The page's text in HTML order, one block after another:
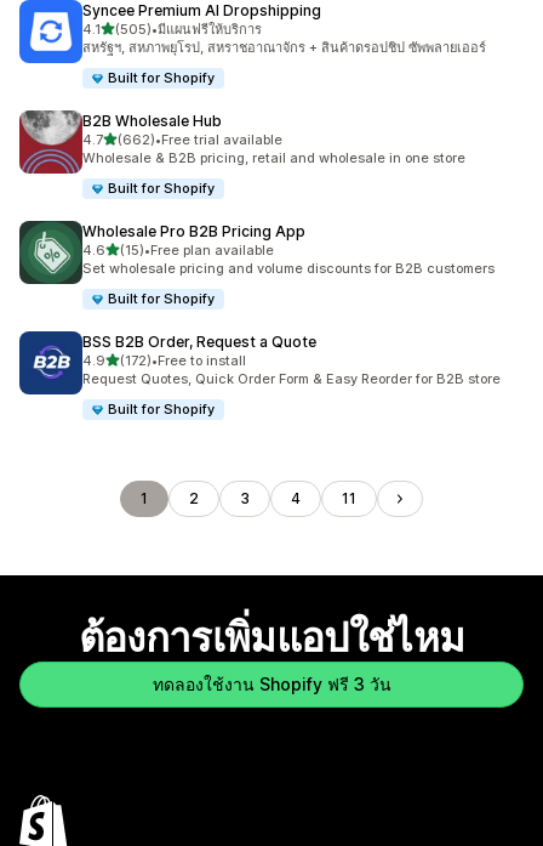
Syncee Premium AI Dropshipping
4.1เต็ม 5 ดาว
(505)
ทั้งหมด 505 รีวิว
•มีแผนฟรีให้บริการ
สหรัฐฯ, สหภาพยุโรป, สหราชอาณาจักร + สินค้าดรอปชิป ซัพพลายเออร์
Built for Shopify
B2B Wholesale Hub
4.7เต็ม 5 ดาว
(662)
ทั้งหมด 662 รีวิว
•Free trial available
Wholesale & B2B pricing, retail and wholesale in one store
Built for Shopify
Wholesale Pro B2B Pricing App
4.6เต็ม 5 ดาว
(15)
ทั้งหมด 15 รีวิว
•Free plan available
Set wholesale pricing and volume discounts for B2B customers
Built for Shopify
BSS B2B Order, Request a Quote
4.9เต็ม 5 ดาว
(172)
ทั้งหมด 172 รีวิว
•Free to install
Request Quotes, Quick Order Form & Easy Reorder for B2B store
Built for Shopify
1 2 3 4 11
ต้องการเพิ่มแอปใช่ไหม
ทดลองใช้งาน Shopify ฟรี 3 วัน